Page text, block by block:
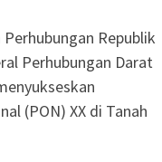
Republik
Perhubungan Darat
(PON) XX di Tanah